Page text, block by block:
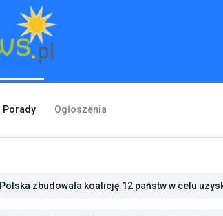
Porady Ogłoszenia
Polska zbudowała koalicję 12 państw w celu